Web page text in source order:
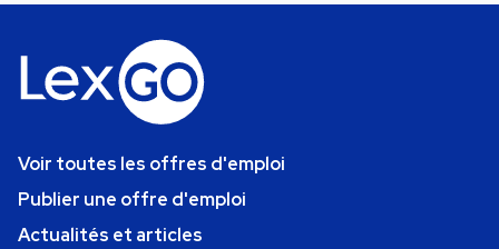
Voir toutes les offres d'emploi
Publier une offre d'emploi
Actualités et articles